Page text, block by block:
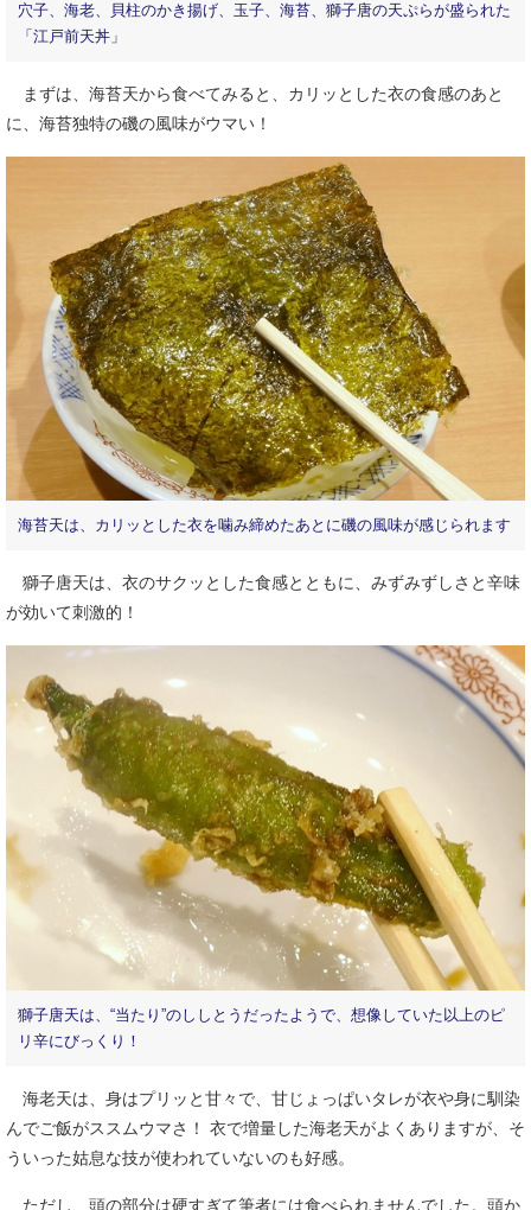
穴子、海老、貝柱のかき揚げ、玉子、海苔、獅子唐の天ぷらが盛られた
「江戸前天丼」
まずは、海苔天から食べてみると、カリッとした衣の食感のあと
に、海苔独特の磯の風味がウマい！
海苔天は、カリッとした衣を噛み締めたあとに磯の風味が感じられます
獅子唐天は、衣のサクッとした食感とともに、みずみずしさと辛味
が効いて刺激的！
獅子唐天は、“当たり”のししとうだったようで、想像していた以上のピ
リ辛にびっくり！
海老天は、身はプリッと甘々で、甘じょっぱいタレが衣や身に馴染
んでご飯がススムウマさ！ 衣で増量した海老天がよくありますが、そ
ういった姑息な技が使われていないのも好感。
ただし、頭の部分は硬すぎて筆者には食べられませんでした。頭か